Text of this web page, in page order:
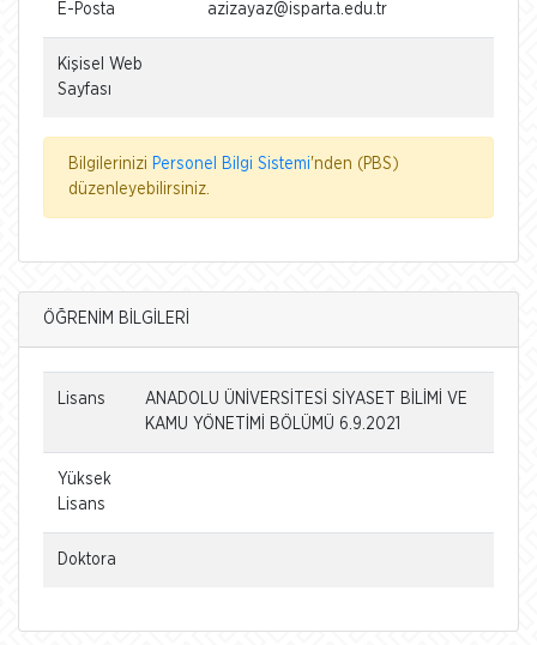
E-Posta azizayaz@isparta.edu.tr
Kişisel Web
Sayfası
Bilgilerinizi Personel Bilgi Sistemi'nden (PBS)
düzenleyebilirsiniz.
ÖĞRENİM BİLGİLERİ
Lisans
ANADOLU ÜNİVERSİTESİ SİYASET BİLİMİ VE
KAMU YÖNETİMİ BÖLÜMÜ 6.9.2021
Yüksek
Lisans
Doktora